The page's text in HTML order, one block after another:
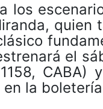
los
el
la